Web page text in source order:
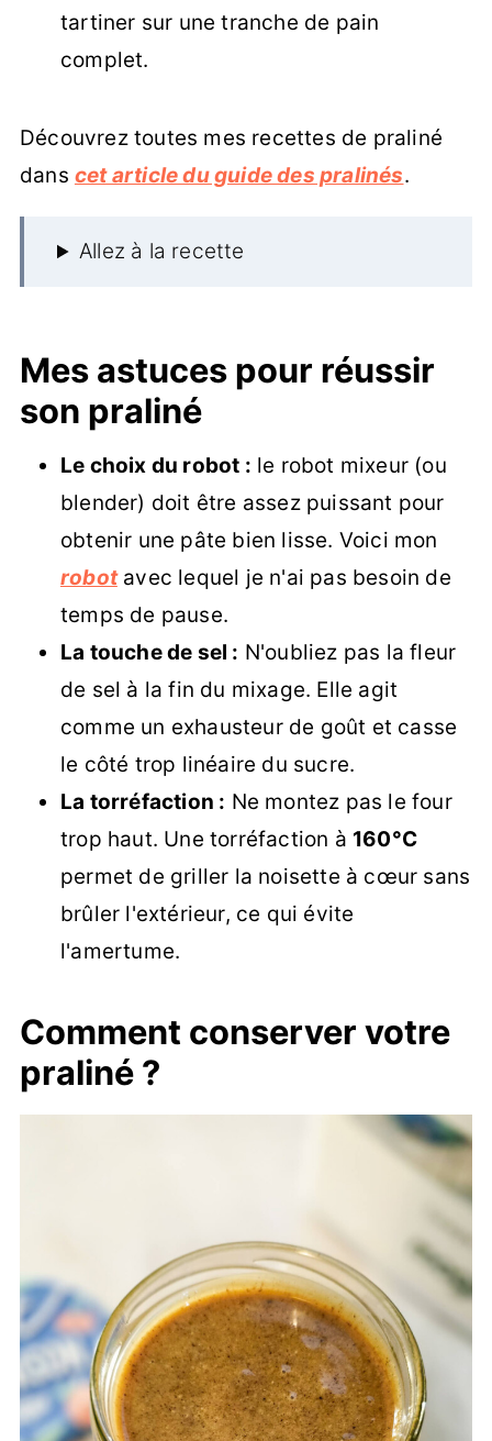
tartiner sur une tranche de pain
complet.
Découvrez toutes mes recettes de praliné
dans cet article du guide des pralinés.
Allez à la recette
Mes astuces pour réussir
son praliné
Le choix du robot : le robot mixeur (ou
blender) doit être assez puissant pour
obtenir une pâte bien lisse. Voici mon
robotavec lequel je n'ai pas besoin de
temps de pause.
La touche de sel : N'oubliez pas la fleur
de sel à la fin du mixage. Elle agit
comme un exhausteur de goût et casse
le côté trop linéaire du sucre.
La torréfaction : Ne montez pas le four
trop haut. Une torréfaction à 160°C
permet de griller la noisette à cœur sans
brûler l'extérieur, ce qui évite
l'amertume.
Comment conserver votre
praliné ?